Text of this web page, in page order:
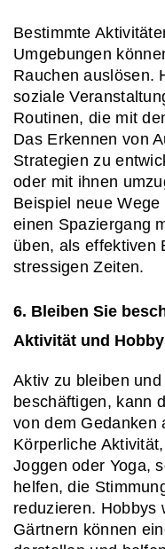
Bestimmte
Umgebungen
Rauchen auslösen.
soziale
Routinen, die mit
Das Erkennen von
Strategien zu
oder mit ihnen
Beispiel neue
einen Spaziergang
üben, als effektiven
stressigen Zeiten.
6. Bleiben Sie
Aktivität und
Aktiv zu bleiben
beschäftigen, kann
von dem Gedanken
Körperliche
Joggen oder Yoga,
helfen, die
reduzieren. Hobbys
Gärtnern können